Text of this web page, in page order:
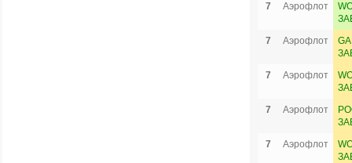
7
Аэрофлот
7
Аэрофлот
7
Аэрофлот
7
Аэрофлот
7
Аэрофлот